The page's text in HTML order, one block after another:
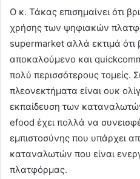
Ο κ. Τάκας επισημαίνει ότι
χρήσης των ψηφιακών
supermarket αλλά εκτιμά ότι
αποκαλούμενο και
πολύ περισσότερους
πλεονεκτήματα είναι ουκ
εκπαίδευση των
efood έχει πολλά να
εμπιστοσύνης που υπάρχει
καταναλωτών που είναι
πλατφόρμας.